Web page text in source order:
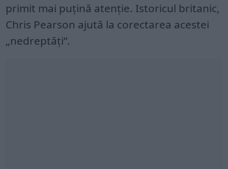
primit mai puțină atenție. Istoricul britanic,
Chris Pearson ajută la corectarea acestei
„nedreptăți”.